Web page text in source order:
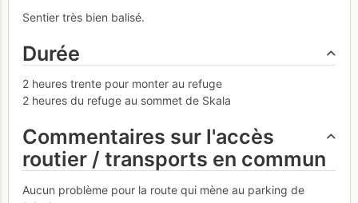
Sentier très bien balisé.
Durée
2 heures trente pour monter au refuge
2 heures du refuge au sommet de Skala
Commentaires sur l'accès
routier / transports en commun
Aucun problème pour la route qui mène au parking de